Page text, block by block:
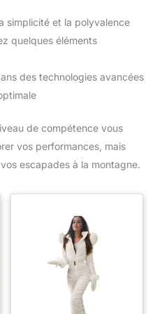
simplicité et la polyvalence
quelques éléments
des technologies avancées
de compétence vous
vos performances, mais
escapades à la montagne.